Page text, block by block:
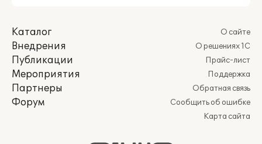
Каталог
Внедрения
Публикации
Мероприятия
Партнеры
Форум
О сайте
О решениях 1С
Прайс-лист
Поддержка
Обратная связь
Сообщить об ошибке
Карта сайта